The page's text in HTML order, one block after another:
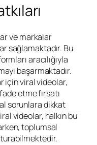
ve markalar
sağlamaktadır. Bu
aracılığıyla
başarmaktadır.
için viral videolar,
etme fırsatı
sorunlara dikkat
videolar, halkın bu
toplumsal